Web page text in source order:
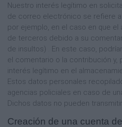
Nuestro interés legítimo en
de correo electrónico se refiere
por ejemplo, en el caso en que
de terceros debido a su
de insultos) . En este caso,
el comentario o la contribución y,
interés legítimo en el
Estos datos personales
agencias policiales en caso de
Dichos datos no pueden
Creación de una cuenta